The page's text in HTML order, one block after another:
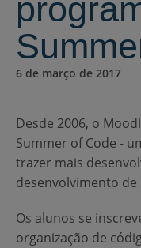
6 de março de 2017
Desde 2006, o
Summer of Code -
trazer mais
desenvolvimento
Os alunos se
organização de